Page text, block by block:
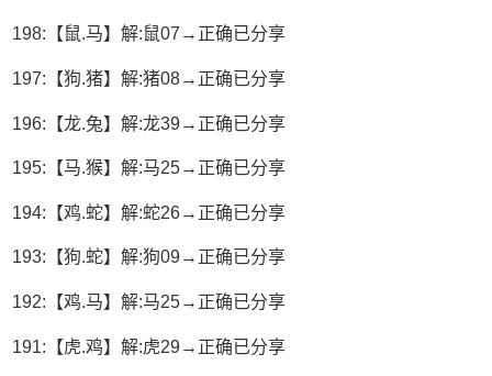
198:【鼠.马】解:鼠07→正确已分享
197:【狗.猪】解:猪08→正确已分享
196:【龙.兔】解:龙39→正确已分享
195:【马.猴】解:马25→正确已分享
194:【鸡.蛇】解:蛇26→正确已分享
193:【狗.蛇】解:狗09→正确已分享
192:【鸡.马】解:马25→正确已分享
191:【虎.鸡】解:虎29→正确已分享